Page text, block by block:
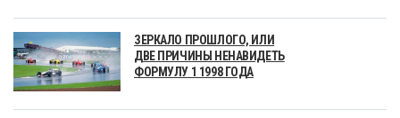
ЗЕРКАЛО ПРОШЛОГО, ИЛИ
ДВЕ ПРИЧИНЫ НЕНАВИДЕТЬ
ФОРМУЛУ 1 1998 ГОДА